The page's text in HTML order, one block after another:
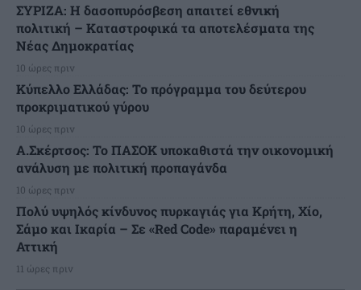
ΣΥΡΙΖΑ: Η δασοπυρόσβεση απαιτεί εθνική
πολιτική – Καταστροφικά τα αποτελέσματα της
Νέας Δημοκρατίας
10 ώρες πριν
Κύπελλο Ελλάδας: Το πρόγραμμα του δεύτερου
προκριματικού γύρου
10 ώρες πριν
Α.Σκέρτσος: Το ΠΑΣΟΚ υποκαθιστά την οικονομική
ανάλυση με πολιτική προπαγάνδα
10 ώρες πριν
Πολύ υψηλός κίνδυνος πυρκαγιάς για Κρήτη, Χίο,
Σάμο και Ικαρία – Σε «Red Code» παραμένει η
Αττική
11 ώρες πριν